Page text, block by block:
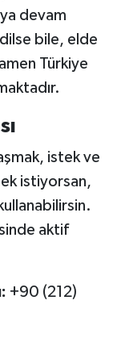
devam
bile, elde
Türkiye
istek ve
istiyorsan,
aktif
+90 (212)